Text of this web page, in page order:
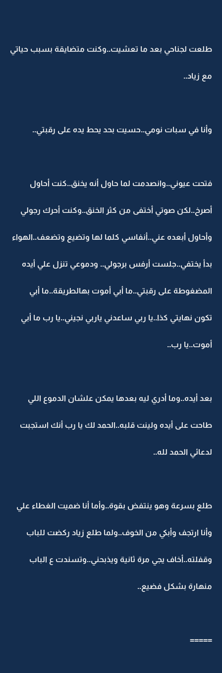
طلعت لجناحي بعد ما تعشيت..وكنت متضايقة بسبب حياتي
مع زياد..
وأنا في سبات نومي..حسيت بحد يحط يده على رقبتي..
فتحت عيوني..وانصدمت لما حاول أنه يخنق..كنت أحاول
أصرخ..لكن صوتي أختفى من كثر الخنق..وكنت أحرك رجولي
وأحاول أبعده عني..أنفاسي كلما لها وتضيع وتضعف..الهواء
بدأ يختفي..جلست أرفس برجولي.. ودموعي تنزل علي أيده
المضغوطة على رقبتي..ما أبي أموت بهالطريقة..ما أبي
تكون نهايتي كذا..يا ربي ساعدني ياربي نجيني..يا رب ما أبي
أموت..يا رب..
بعد أيده..وما أدري ليه بعدها يمكن علشان الدموع اللي
طاحت على أيده ولينت قلبه..الحمد لك يا رب أنك استجبت
لدعائي الحمد لله..
طلع بسرعة وهو ينتفض بقوة..وأما أنا ضميت الغطاء علي
وأنا ارتجف وأبكي من الخوف..ولما طلع زياد ركضت للباب
وقفلته..أخاف يجي مرة ثانية ويذبحني..وتسندت ع الباب
منهارة بشكل فضيع..
=====